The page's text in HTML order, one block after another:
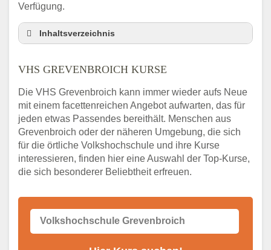
Verfügung.
Inhaltsverzeichnis
VHS Grevenbroich Kurse
Telefonnummer
Stellenangebote der Volkshochschule
Grevenbroich
Online-Kurse – Alternative Angebote zum
VHS-Kurs
Alternativen zum VHS Programm 2026 in
VHS GREVENBROICH KURSE
Die VHS Grevenbroich kann immer wieder aufs Neue
mit einem facettenreichen Angebot aufwarten, das für
jeden etwas Passendes bereithält. Menschen aus
Grevenbroich oder der näheren Umgebung, die sich
für die örtliche Volkshochschule und ihre Kurse
interessieren, finden hier eine Auswahl der Top-Kurse,
die sich besonderer Beliebtheit erfreuen.